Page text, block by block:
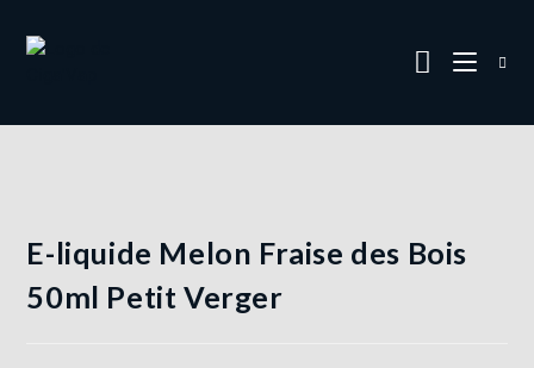
E-liquide Melon Fraise des Bois
50ml Petit Verger